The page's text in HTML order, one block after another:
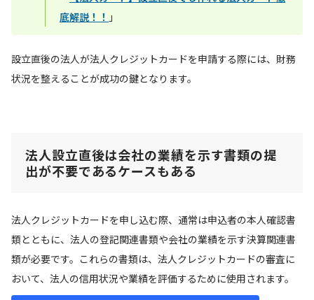
底解説！！ 」
設立直後の法人が法人クレジットカードを申請する際には、財務
状況を整えることが成功の鍵となります。
法人設立直後は会社の業績を示す書類の提
出が不要であるケースもある
法人クレジットカードを申し込む際、通常は申込者の本人確認書
類とともに、法人の登記関連書類や会社の業績を示す決算関連書
類が必要です。これらの書類は、法人クレジットカードの審査に
おいて、法人の信用状況や業績を評価するために使用されます。